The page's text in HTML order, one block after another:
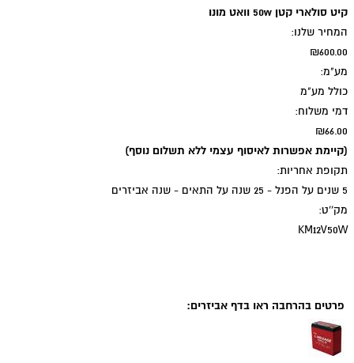
קיט סולארי קטן 50w וואט מונו
המחיר שלנו:
₪600.00
מע"מ:
כולל מע"מ
דמי משלוח:
₪66.00
(קיימת אפשרות לאיסוף עצמי ללא תשלום נוסף)
תקופת אחריות:
5 שנים על הפנל - 25 שנה על התאים - שנה אביזרים
מק''ט:
KM12V50W
פרטים בהרחבה ראו בדף אביזרים: